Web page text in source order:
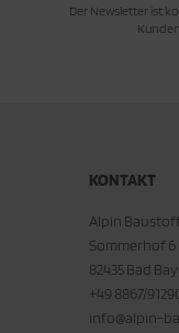
Der Newsletter ist
KONTAKT
Alpin
Sommerhof 6
82435 Bad
+49 8867/
info@alpin-